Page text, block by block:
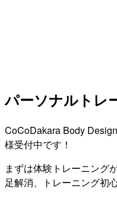
パーソナルトレ
CoCoDakara Body
様受付中です！
まずは体験トレーニング
足解消、トレーニング初